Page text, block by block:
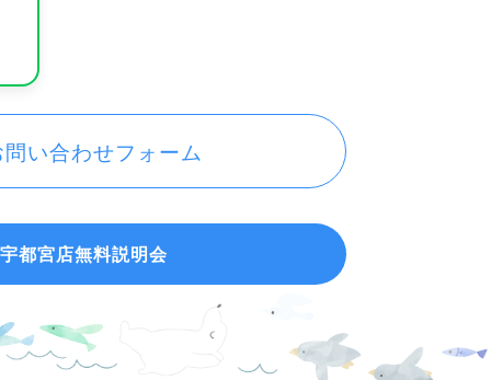
い合わせフォーム
宇都宮店無料説明会